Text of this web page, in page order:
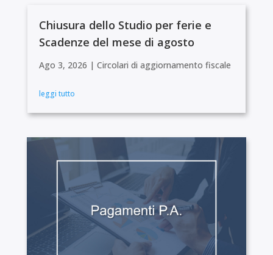
Chiusura dello Studio per ferie e
Scadenze del mese di agosto
Ago 3, 2026 | Circolari di aggiornamento fiscale
leggi tutto